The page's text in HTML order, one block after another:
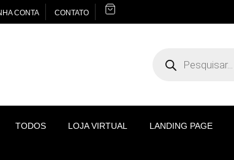
CONTA CONTATO
produtos
TODOS LOJA VIRTUAL LANDING PAGE